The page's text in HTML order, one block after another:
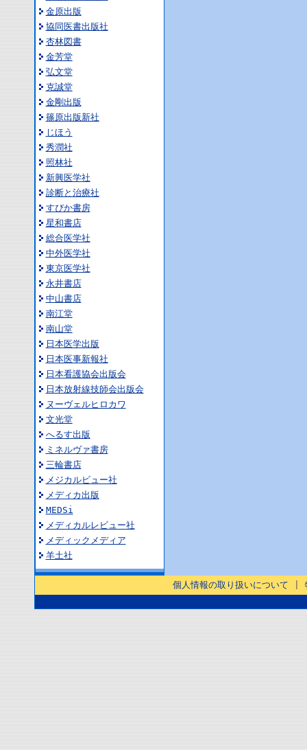
金原出版
協同医書出版社
杏林図書
金芳堂
弘文堂
克誠堂
金剛出版
篠原出版新社
じほう
秀潤社
照林社
新興医学社
診断と治療社
すぴか書房
星和書店
総合医学社
中外医学社
東京医学社
永井書店
中山書店
南江堂
南山堂
日本医学出版
日本医事新報社
日本看護協会出版会
日本放射線技師会出版会
ヌーヴェルヒロカワ
文光堂
へるす出版
ミネルヴァ書房
三輪書店
メジカルビュー社
メディカ出版
MEDSi
メディカルレビュー社
メディックメディア
羊土社
個人情報の取り扱いについて